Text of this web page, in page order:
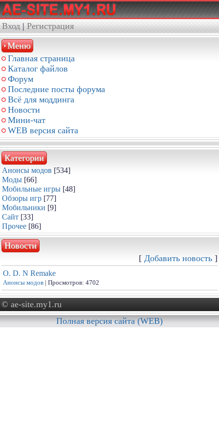
Вход|Регистрация
Меню
Главная страница
Каталог файлов
Форум
Последние посты форума
Всё для моддинга
Новости
Мини-чат
WEB версия сайта
Категории
Анонсы модов [534]
Моды [66]
Мобильные игры [48]
Обзоры игр [77]
Мобильники [9]
Сайт [33]
Прочее [86]
Новости
[ Добавить новость ]
O. D. N Remake
Анонсы модов | Просмотров: 4702
© ae-site.my1.ru
Полная версия сайта (WEB)